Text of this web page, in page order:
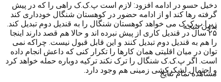
بدون نتیجه
مشاهده تمام نتایج
دخیل حسو در ادامه افزود: لازم است پ.ک.ک راهی را که در پیش
گرفته رها کند او از ادامه حضور در کوهستان شنگال خودداری کند
زیرا پ.ک.ک می خواهد کوهستان شنگال را به قندیل دوم تبدیل کند.
۲۵ سال در قندیل کاری از پیش نبرده اند و حالا هم قصد دارند اینجا
را هم به قندیل دوم تبدیل کنند و این قابل قبول نیست. چراکه نمی
توان در میان اقلیتی همان کارها را تکرار کنی که داعش انجام داده
است. اگر پ.ک.ک شنگال را ترک نکند ترکیه دوباره حمله خواهد کرد
و احتمال لشکرکشی زمینی هم وجود دارد.